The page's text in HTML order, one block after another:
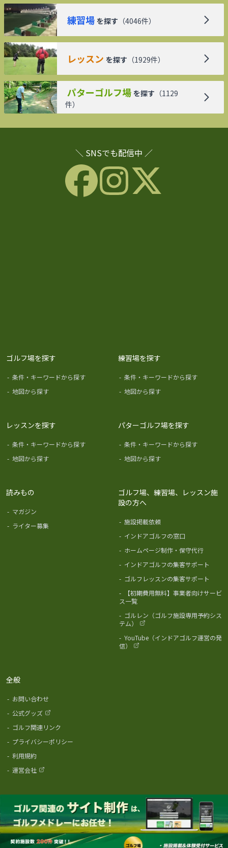
練習場 を探す （4046件）
レッスン を探す （1929件）
パターゴルフ場 を探す （1129
件）
＼ SNSでも配信中 ／
ゴルフ場を探す
- 条件・キーワードから探す
- 地図から探す
練習場を探す
- 条件・キーワードから探す
- 地図から探す
レッスンを探す
- 条件・キーワードから探す
- 地図から探す
パターゴルフ場を探す
- 条件・キーワードから探す
- 地図から探す
読みもの
- マガジン
- ライター募集
ゴルフ場、練習場、レッスン施
設の方へ
- 施設掲載依頼
- インドアゴルフの窓口
- ホームページ制作・保守代行
- インドアゴルフの集客サポート
- ゴルフレッスンの集客サポート
-
【初期費用無料】事業者向けサービ
ス一覧
- ゴルレン（ゴルフ施設専用予約シス
テム）
- YouTube（インドアゴルフ運営の発
信）
全般
- お問い合わせ
- 公式グッズ
- ゴルフ関連リンク
- プライバシーポリシー
- 利用規約
- 運営会社